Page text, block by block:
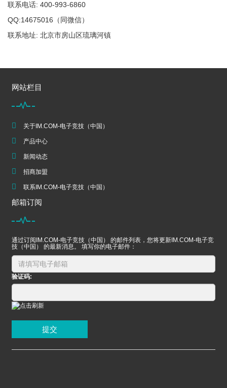
联系电话: 400-993-6860
QQ:14675016（同微信）
联系地址: 北京市房山区琉璃河镇
网站栏目
关于IM.COM-电子竞技（中国）
产品中心
新闻动态
招商加盟
联系IM.COM-电子竞技（中国）
邮箱订阅
通过订阅IM.COM-电子竞技（中国） 的邮件列表，您将更新IM.COM-电子竞
技（中国） 的最新消息。 填写你的电子邮件：
验证码:
提交